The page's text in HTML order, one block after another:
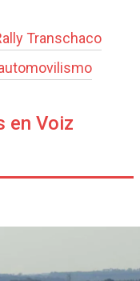
Trans­chaco
en Voiz